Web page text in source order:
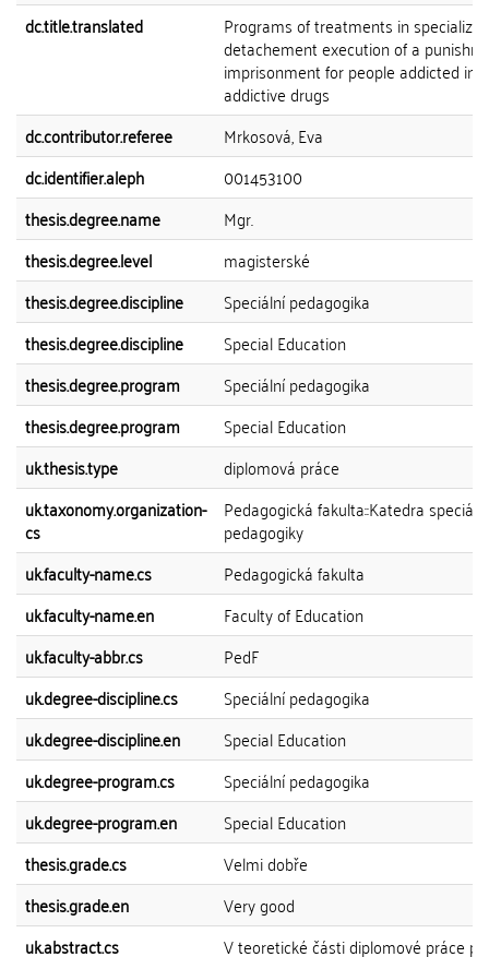
dc.title.translated
Programs of treatments in specialized
detachement execution of a
imprisonment for people addicted in
addictive drugs
dc.contributor.referee
Mrkosová, Eva
dc.identifier.aleph
001453100
thesis.degree.name
Mgr.
thesis.degree.level
magisterské
thesis.degree.discipline
Speciální pedagogika
thesis.degree.discipline
Special Education
thesis.degree.program
Speciální pedagogika
thesis.degree.program
Special Education
uk.thesis.type
diplomová práce
uk.taxonomy.organization-
cs
Pedagogická fakulta::Katedra speciální
pedagogiky
uk.faculty-name.cs
Pedagogická fakulta
uk.faculty-name.en
Faculty of Education
uk.faculty-abbr.cs
PedF
uk.degree-discipline.cs
Speciální pedagogika
uk.degree-discipline.en
Special Education
uk.degree-program.cs
Speciální pedagogika
uk.degree-program.en
Special Education
thesis.grade.cs
Velmi dobře
thesis.grade.en
Very good
uk.abstract.cs
V teoretické části diplomové práce